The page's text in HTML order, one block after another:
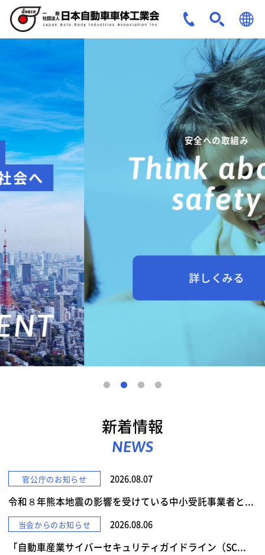
JPN
ENG
Think about
safety
新着情報
NEWS
官公庁のお知らせ 2026.08.07
令和８年熊本地震の影響を受けている中小受託事業者と...
当会からのお知らせ 2026.08.06
「自動車産業サイバーセキュリティガイドライン（SC...